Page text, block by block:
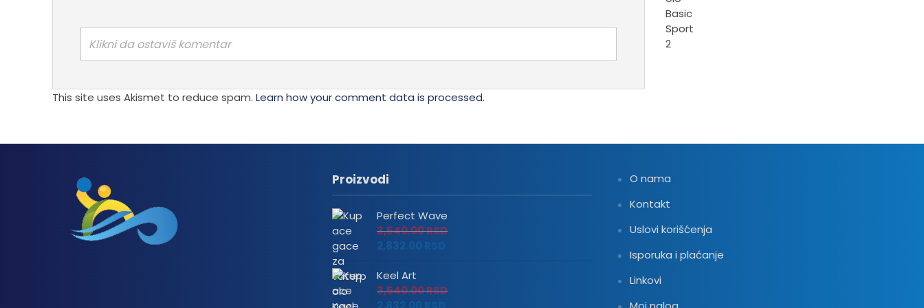
Klikni da ostaviš komentar
This site uses Akismet to reduce spam. Learn how your comment data is processed.
Proizvodi
Perfect Wave
3,540.00RSD
2,832.00
Keel Art
3,540.00RSD
O nama
Kontakt
Uslovi korišćenja
Isporuka i plaćanje
Linkovi